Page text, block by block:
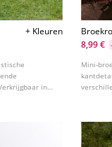
+ Kleuren
in
8,99 €
Mini-